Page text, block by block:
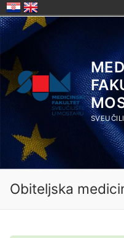
Skip
content
Obiteljska